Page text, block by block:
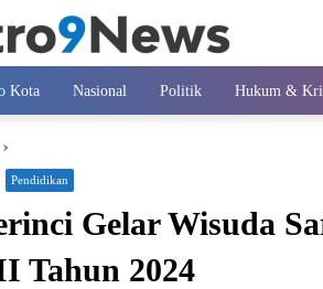
Kota Nasional Politik Hukum &
Pendidikan
Gelar Wisuda
Tahun 2024